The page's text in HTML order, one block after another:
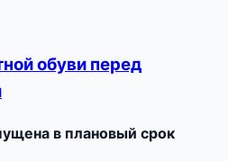
обуви перед
в плановый срок